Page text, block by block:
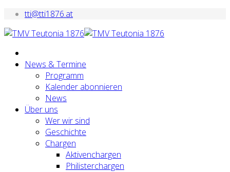
tti@tti1876.at
News & Termine
Programm
Kalender abonnieren
News
Über uns
Wer wir sind
Geschichte
Chargen
Aktivenchargen
Philisterchargen